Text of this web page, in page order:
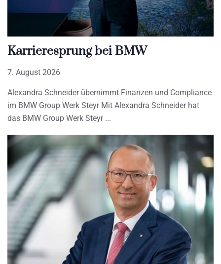
Karrieresprung bei BMW
7. August 2026
Alexandra Schneider übernimmt Finanzen und Compliance
im BMW Group Werk Steyr Mit Alexandra Schneider hat
das BMW Group Werk Steyr